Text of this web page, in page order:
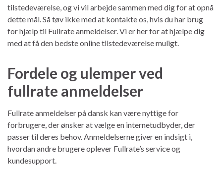
tilstedeværelse, og vi vil arbejde sammen med dig for at opnå
dette mål. Så tøv ikke med at kontakte os, hvis du har brug
for hjælp til Fullrate anmeldelser. Vi er her for at hjælpe dig
med at få den bedste online tilstedeværelse muligt.
Fordele og ulemper ved
fullrate anmeldelser
Fullrate anmeldelser på dansk kan være nyttige for
forbrugere, der ønsker at vælge en internetudbyder, der
passer til deres behov. Anmeldelserne giver en indsigt i,
hvordan andre brugere oplever Fullrate’s service og
kundesupport.